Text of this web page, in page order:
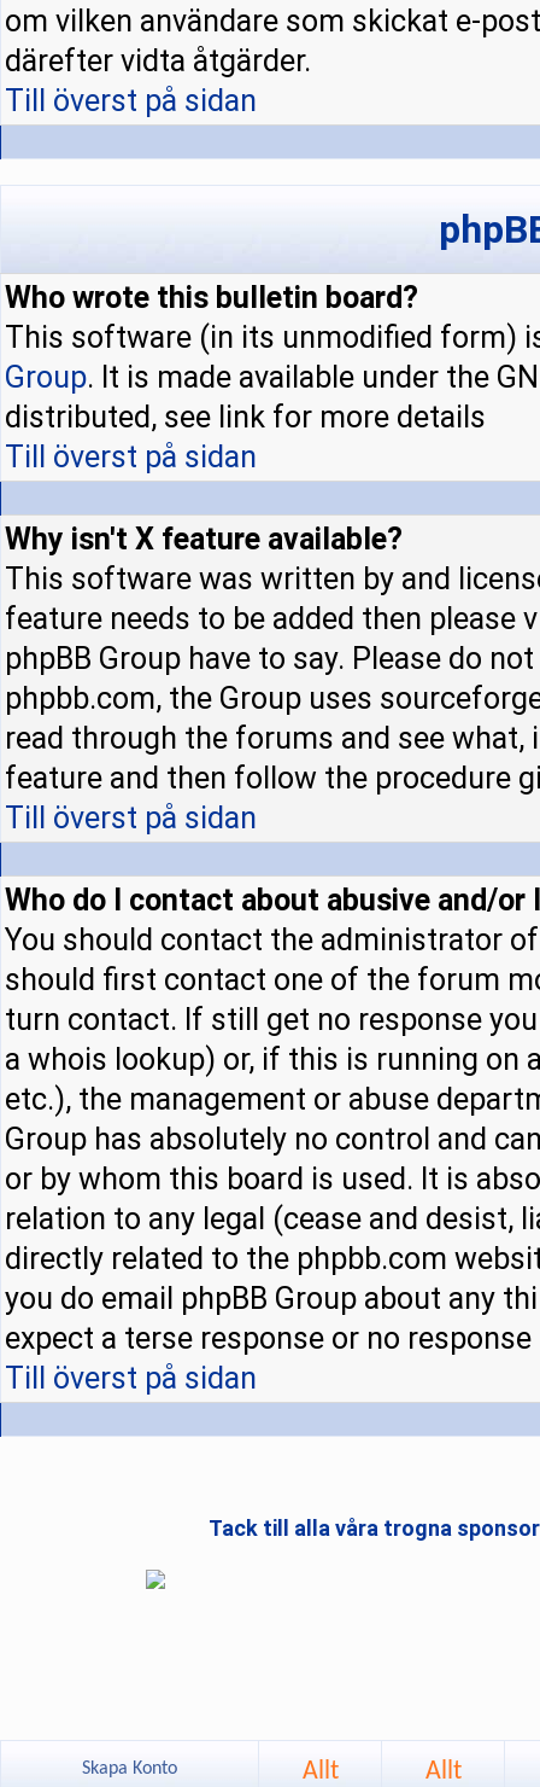
om vilken användare som skickat e-
därefter vidta åtgärder.
Till överst på sidan
Who wrote this bulletin board?
This software (in its unmodified form)
Group. It is made available under the
distributed, see link for more details
Till överst på sidan
Why isn't X feature available?
This software was written by and
feature needs to be added then please
phpBB Group have to say. Please do
phpbb.com, the Group uses
read through the forums and see
feature and then follow the procedure
Till överst på sidan
Who do I contact about abusive and/
You should contact the administrator
should first contact one of the forum
turn contact. If still get no response
a whois lookup) or, if this is running on
etc.), the management or abuse
Group has absolutely no control and
or by whom this board is used. It is
relation to any legal (cease and desist,
directly related to the phpbb.com
you do email phpBB Group about any
expect a terse response or no response
Till överst på sidan
Tack till alla våra trogna
Skapa Konto
Allt
Allt